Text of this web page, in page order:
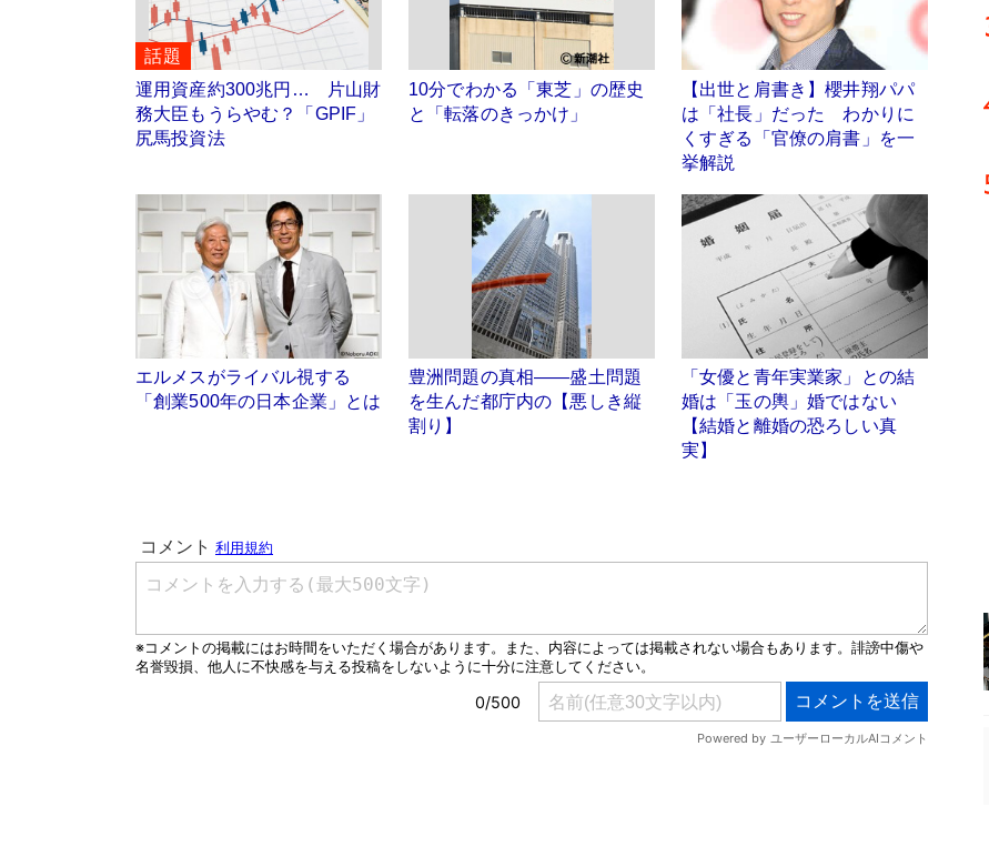
話題
運用資産約300兆円… 片山財
務大臣もうらやむ？「GPIF」
尻馬投資法
10分でわかる「東芝」の歴史
と「転落のきっかけ」
【出世と肩書き】櫻井翔パパ
は「社長」だった わかりに
くすぎる「官僚の肩書」を一
挙解説
エルメスがライバル視する
「創業500年の日本企業」とは
豊洲問題の真相――盛土問題
を生んだ都庁内の【悪しき縦
割り】
「女優と青年実業家」との結
婚は「玉の輿」婚ではない
【結婚と離婚の恐ろしい真
実】